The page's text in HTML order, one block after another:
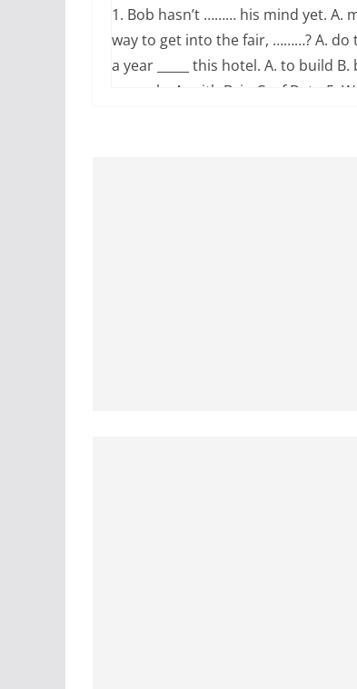
1. Bob hasn’t ……… his mind yet. A.
way to get into the fair, ………? A. do
a year _____ this hotel. A. to build
up early. A. with B. in C. of D. to 5.